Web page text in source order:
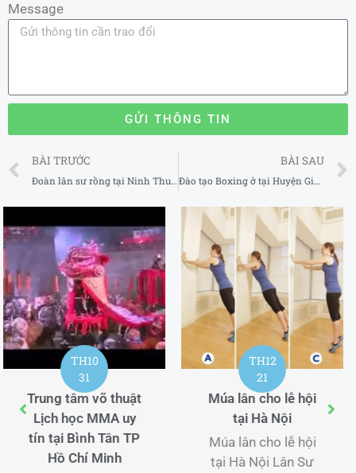
Message
GỬI THÔNG TIN
Prev
BÀI TRƯỚC
Đoàn lân sư rồng tại Ninh Thuận
BÀI SAU
Đào tạo Boxing ở tại Huyện Gia Lâm Hà Nội 2025
TH12
21
Múa lân cho lễ hội
tại Hà Nội
Múa lân cho lễ hội
tại Hà Nội Lân Sư
TH11
23
Đặt dịch vụ múa
lân tại Bình Thuận
Đặt dịch vụ múa
lân tại Bình Thuận